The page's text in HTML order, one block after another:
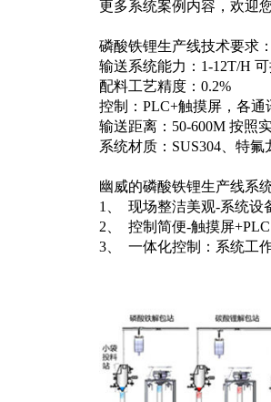
更多系统案例内容，欢迎
磷酸铁锂生产线技术要求
输送系统能力：1-12T/H
配料工艺精度：0.2%
控制：PLC+触摸屏，各通
输送距离：50-600M 按照
系统材质：SUS304、特氟
幽威的磷酸铁锂生产线系
1、 现场整洁美观-系统设
2、 控制简便-触摸屏
3、 一体化控制：系统工